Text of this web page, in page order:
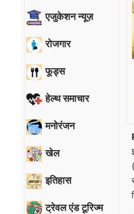
एजुकेशन न्यूज़
रोजगार
फूड्स
हेल्थ समाचार
मनोरंजन
खेल
इतिहास
ट्रेवल एंड टूरिज्म